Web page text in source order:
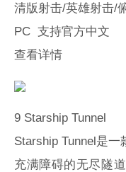
清版射击/英雄射击/
PC 支持官方中文
查看详情
9 Starship Tunnel
Starship Tunnel是
充满障碍的无尽隧